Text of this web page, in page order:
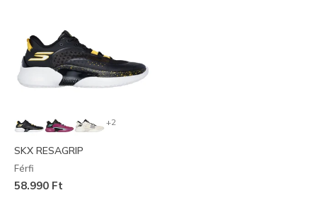
+2
SKX RESAGRIP
Férfi
58.990 Ft